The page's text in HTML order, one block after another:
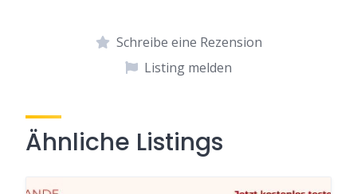
Schreibe eine Rezension
Listing melden
Ähnliche Listings